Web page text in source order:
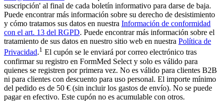
suscripción' al final de cada boletín informativo para darse de baja.
Puede encontrar más información sobre su derecho de desistimiento
y cómo tratamos sus datos en nuestra Información de conformidad
con el art. 13 del RGPD. Puede encontrar más información sobre el
tratamiento de sus datos en nuestro sitio web en nuestra Política de
Privacidad.1 El cupón se le enviará por correo electrónico tras
confirmar su registro en FormMed Select y solo es válido para
quienes se registren por primera vez. No es válido para clientes B2B
ni para clientes con descuento para uso personal. El importe mínimo
del pedido es de 50 € (sin incluir los gastos de envío). No se puede
pagar en efectivo. Este cupón no es acumulable con otros.